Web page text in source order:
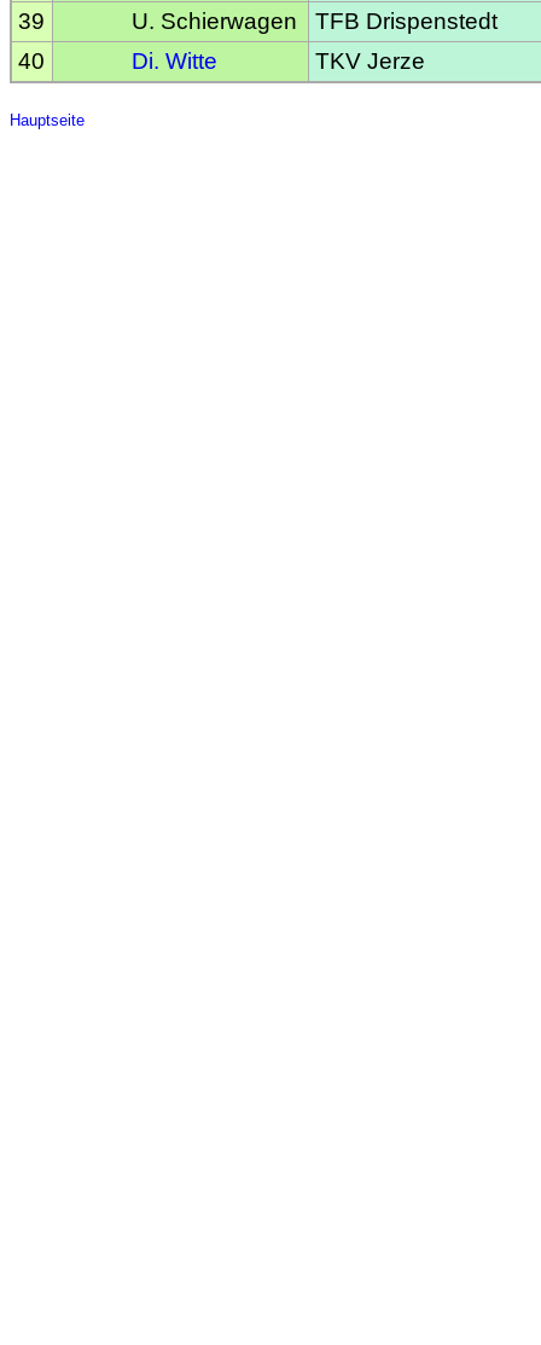
39
U. Schierwagen
TFB Drispenstedt
40
Di. Witte TKV Jerze
Hauptseite